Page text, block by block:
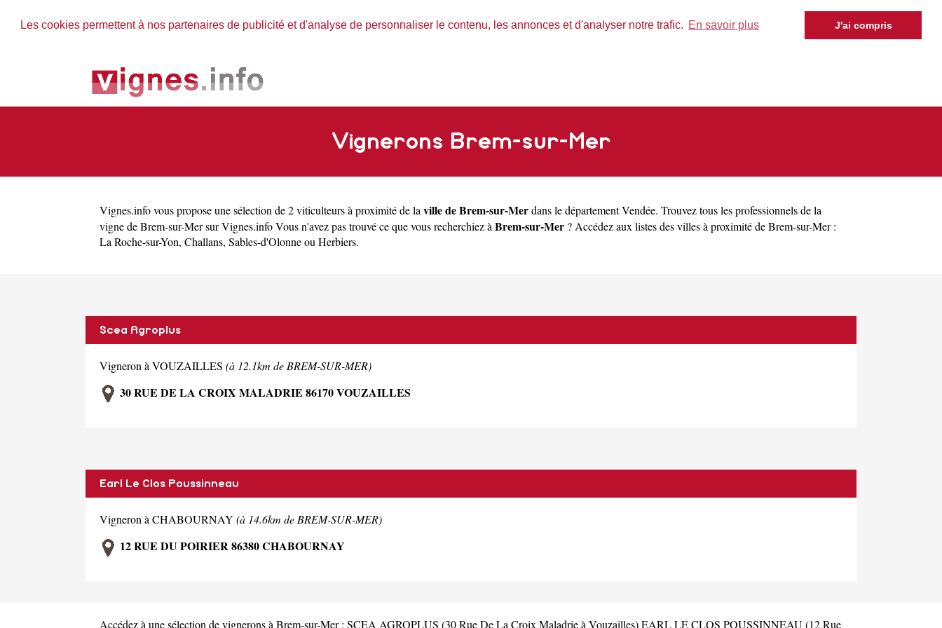
Les cookies permettent à nos partenaires de publicité et d'analyse de personnaliser le contenu, les annonces et d'analyser notre trafic. En savoir plus J'ai compris
Vignerons Brem-sur-Mer
Vignes.infovous propose une sélection de 2 viticulteurs à proximité de la ville de Brem-sur-Merdans le départementVendée. Trouvez tous les professionnels de la
vigne de Brem-sur-Mer sur Vignes.info Vous n'avez pas trouvé ce que vous recherchiez à Brem-sur-Mer ? Accédez aux listes des villes à proximité de Brem-sur-Mer :
La Roche-sur-Yon, Challans, Sables-d'Olonneou Herbiers.
Scea Agroplus
Vigneron à VOUZAILLES (à 12.1km de BREM-SUR-MER)
30 RUE DE LA CROIX MALADRIE 86170 VOUZAILLES
Earl Le Clos Poussinneau
Vigneron à CHABOURNAY (à 14.6km de BREM-SUR-MER)
12 RUE DU POIRIER 86380 CHABOURNAY
Accédez à une sélection de vignerons à Brem-sur-Mer : SCEA AGROPLUS (30 Rue De La Croix Maladrie à Vouzailles)EARL LE CLOS POUSSINNEAU (12 Rue